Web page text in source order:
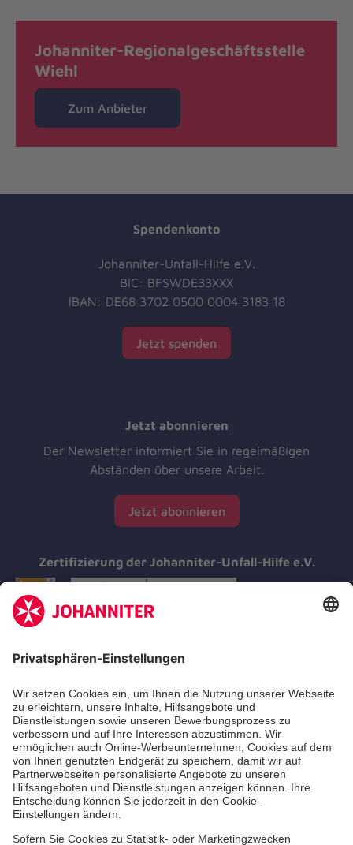
Johanniter-Regionalgeschäftsstelle
Wiehl
Zum Anbieter
Spendenkonto
Johanniter-Unfall-Hilfe e.V.
BIC: BFSWDE33XXX
IBAN: DE68 3702 0500 0004 3183 18
Jetzt spenden
Jetzt abonnieren
Der Newsletter informiert Sie in regelmäßigen
Abständen über unsere Arbeit.
Jetzt abonnieren
Zertifizierung der Johanniter-Unfall-Hilfe e.V.
Aus- & Fortbildung
Erste-Hilfe-Kurse
Jobs & Ehrenamt
Freiwilligendienst
Spendenprojekte